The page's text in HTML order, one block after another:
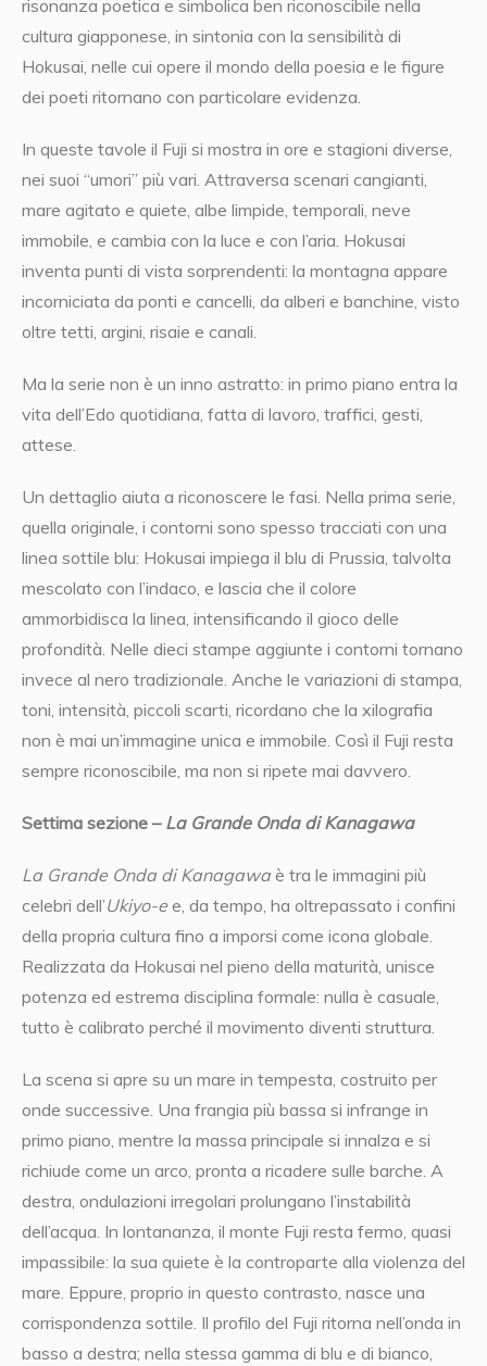
risonanza poetica e simbolica ben riconoscibile nella
cultura giapponese, in sintonia con la sensibilità di
Hokusai, nelle cui opere il mondo della poesia e le figure
dei poeti ritornano con particolare evidenza.
In queste tavole il Fuji si mostra in ore e stagioni diverse,
nei suoi “umori” più vari. Attraversa scenari cangianti,
mare agitato e quiete, albe limpide, temporali, neve
immobile, e cambia con la luce e con l’aria. Hokusai
inventa punti di vista sorprendenti: la montagna appare
incorniciata da ponti e cancelli, da alberi e banchine, visto
oltre tetti, argini, risaie e canali.
Ma la serie non è un inno astratto: in primo piano entra la
vita dell’Edo quotidiana, fatta di lavoro, traffici, gesti,
attese.
Un dettaglio aiuta a riconoscere le fasi. Nella prima serie,
quella originale, i contorni sono spesso tracciati con una
linea sottile blu: Hokusai impiega il blu di Prussia, talvolta
mescolato con l’indaco, e lascia che il colore
ammorbidisca la linea, intensificando il gioco delle
profondità. Nelle dieci stampe aggiunte i contorni tornano
invece al nero tradizionale. Anche le variazioni di stampa,
toni, intensità, piccoli scarti, ricordano che la xilografia
non è mai un’immagine unica e immobile. Così il Fuji resta
sempre riconoscibile, ma non si ripete mai davvero.
Settima sezione – La Grande Onda di Kanagawa
La Grande Onda di Kanagawaè tra le immagini più
celebri dell’Ukiyo-ee, da tempo, ha oltrepassato i confini
della propria cultura fino a imporsi come icona globale.
Realizzata da Hokusai nel pieno della maturità, unisce
potenza ed estrema disciplina formale: nulla è casuale,
tutto è calibrato perché il movimento diventi struttura.
La scena si apre su un mare in tempesta, costruito per
onde successive. Una frangia più bassa si infrange in
primo piano, mentre la massa principale si innalza e si
richiude come un arco, pronta a ricadere sulle barche. A
destra, ondulazioni irregolari prolungano l’instabilità
dell’acqua. In lontananza, il monte Fuji resta fermo, quasi
impassibile: la sua quiete è la controparte alla violenza del
mare. Eppure, proprio in questo contrasto, nasce una
corrispondenza sottile. Il profilo del Fuji ritorna nell’onda in
basso a destra; nella stessa gamma di blu e di bianco,